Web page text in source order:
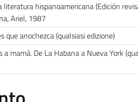
literatura hispanoamericana (Edición
Ariel, 1987
que anochezca (qualsiasi edizione)
a mamá. De La Habana a Nueva York